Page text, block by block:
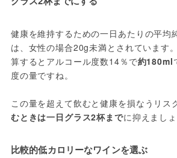
健康を維持するための一日あたりの平均
は、女性の場合20g未満とされています
算するとアルコール度数14％で約180ml
度の量ですね。
この量を超えて飲むと健康を損なうリス
むときは一日グラス2杯までに抑えまし
比較的低カロリーなワインを選ぶ